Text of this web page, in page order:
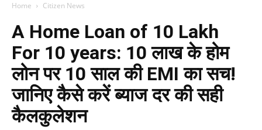
Home Citizen News
A Home Loan of 10 Lakh
For 10 years: 10 लाख के होम
लोन पर 10 साल की EMI का सच!
जानिए कैसे करें ब्याज दर की सही
कैलकुलेशन